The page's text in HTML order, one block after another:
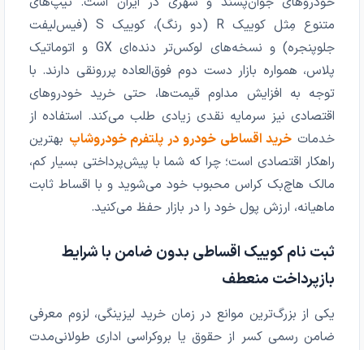
متنوع مِثل کوییک R (دو رنگ)، کوییک S (فیس‌لیفت
جلوپنجره) و نسخه‌های لوکس‌تر دنده‌ای GX و اتوماتیک
پلاس، همواره بازار دست دوم فوق‌العاده پررونقی دارند. با
توجه به افزایش مداوم قیمت‌ها، حتی خرید خودروهای
اقتصادی نیز سرمایه نقدی زیادی طلب می‌کند. استفاده از
خدمات خرید اقساطی خودرو در پلتفرم خودروشاپ بهترین
راهکار اقتصادی است؛ چرا که شما با پیش‌پرداختی بسیار کم،
مالک هاچ‌بک کراس محبوب خود می‌شوید و با اقساط ثابت
ماهیانه، ارزش پول خود را در بازار حفظ می‌کنید.
ثبت نام کوییک اقساطی بدون ضامن با شرایط
بازپرداخت منعطف
یکی از بزرگ‌ترین موانع در زمان خرید لیزینگی، لزوم معرفی
ضامن رسمی کسر از حقوق یا بروکراسی اداری طولانی‌مدت